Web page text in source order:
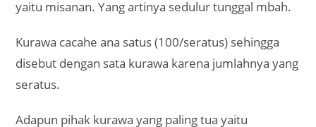
yaitu misanan. Yang artinya sedulur tunggal mbah.
Kurawa cacahe ana satus (100/seratus) sehingga
disebut dengan sata kurawa karena jumlahnya yang
seratus.
Adapun pihak kurawa yang paling tua yaitu